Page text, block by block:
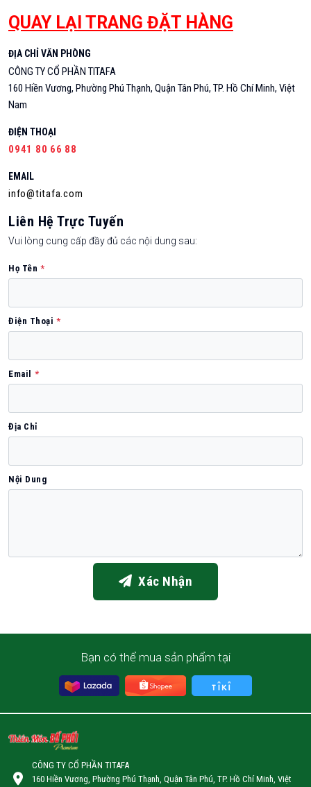
QUAY LẠI TRANG ĐẶT HÀNG
ĐỊA CHỈ VĂN PHÒNG
CÔNG TY CỔ PHẦN TITAFA
160 Hiền Vương, Phường Phú Thạnh, Quận Tân Phú, TP. Hồ Chí Minh, Việt
Nam
ĐIỆN THOẠI
0941 80 66 88
EMAIL
info@titafa.com
Liên Hệ Trực Tuyến
Vui lòng cung cấp đầy đủ các nội dung sau:
Họ Tên *
Điện Thoại *
Email *
Địa Chỉ
Nội Dung
Xác Nhận
Bạn có thể mua sản phẩm tại
CÔNG TY CỔ PHẦN TITAFA
160 Hiền Vương, Phường Phú Thạnh, Quận Tân Phú, TP. Hồ Chí Minh, Việt